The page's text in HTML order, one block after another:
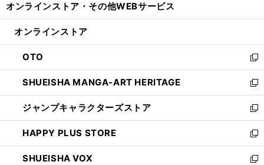
開
ン
ウ
で
開
く
ウ
ン
ド
ウ
で
開
く
オンラインストア・ その他WEBサービス
オンラインストア
OTO
新
し
い
ウ
ィ
ン
ド
ウ
で
SHUEISHA MANGA-ART HERITAGE
新
し
い
ウ
ィ
ン
ド
ジャンプキャラクターズストア
新
し
い
ウ
ィ
HAPPY PLUS STORE
新
し
い
SHUEISHA VOX
新